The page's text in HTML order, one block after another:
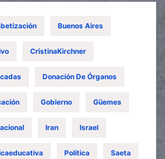
Buenos Aires
CristinaKirchner
Donación De Órganos
Gobierno Güemes
Iran Israel
Política Saeta